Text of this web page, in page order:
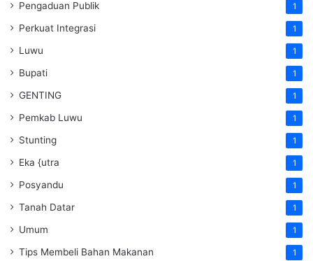
Pengaduan Publik 1
Perkuat Integrasi 1
Luwu 1
Bupati 1
GENTING 1
Pemkab Luwu 1
Stunting 1
Eka {utra 1
Posyandu 1
Tanah Datar 1
Umum 1
Tips Membeli Bahan Makanan 1